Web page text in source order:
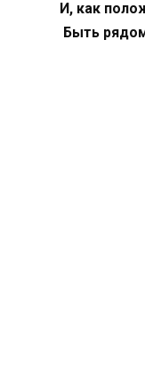
И, как
Быть